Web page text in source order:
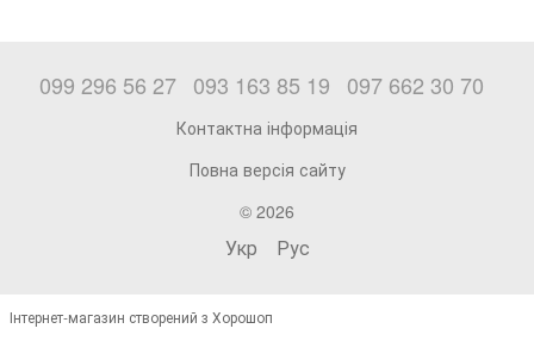
099 296 56 27 093 163 85 19 097 662 30 70
Контактна інформація
Повна версія сайту
© 2026
Укр Рус
Інтернет-магазин створений з Хорошоп